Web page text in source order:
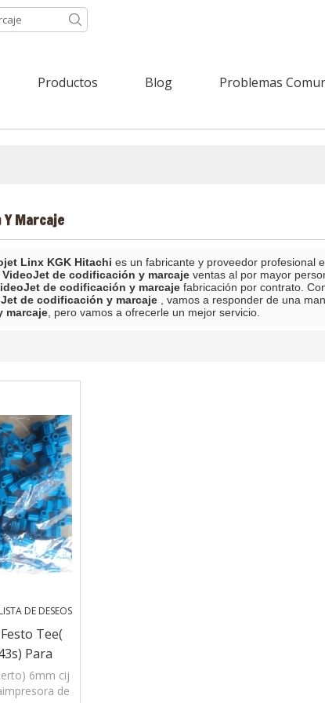
Productos Blog Problemas
Marcaje
Linx KGK Hitachi es un fabricante y proveedor profesional
VideoJet de codificación y marcaje ventas al por mayor
de codificación y marcaje fabricación por contrato.
de codificación y marcaje , vamos a responder de una
marcaje , pero vamos a ofrecerle un mejor servicio.
DE DESEOS
Tee(
Para
De Tinta
6mm cij
de